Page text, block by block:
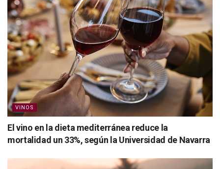
VINOS
El vino en la dieta mediterránea reduce la
mortalidad un 33%, según la Universidad de Navarra